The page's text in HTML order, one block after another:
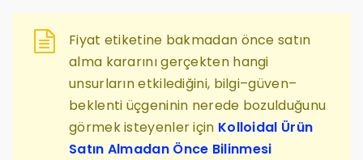
Fiyat etiketine bakmadan önce satın
alma kararını gerçekten hangi
unsurların etkilediğini, bilgi–güven–
beklenti üçgeninin nerede bozulduğunu
görmek isteyenler için Kolloidal Ürün
Satın Almadan Önce Bilinmesi